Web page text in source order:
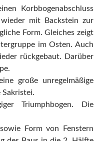
Korbbogenabschluss
mit Backstein zur
Form. Gleiches zeigt
im Osten. Auch
rückgebaut. Darüber
große unregelmäßige
Sakristei.
Triumphbogen. Die
Form von Fenstern